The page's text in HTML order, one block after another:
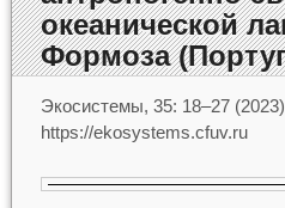
океанической
Формоза
Экосистемы, 35: 18–27 (2023)
https://ekosystems.cfuv.ru